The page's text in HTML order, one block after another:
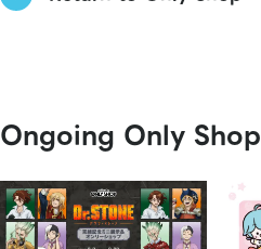
Ongoing Only Shop